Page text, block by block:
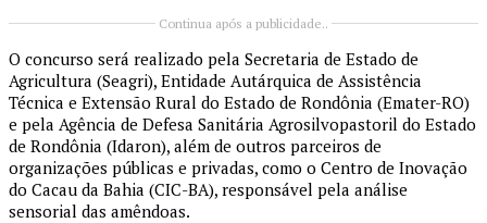
Continua após a publicidade..
O concurso será realizado pela Secretaria de Estado de
Agricultura (Seagri), Entidade Autárquica de Assistência
Técnica e Extensão Rural do Estado de Rondônia (Emater-RO)
e pela Agência de Defesa Sanitária Agrosilvopastoril do Estado
de Rondônia (Idaron), além de outros parceiros de
organizações públicas e privadas, como o Centro de Inovação
do Cacau da Bahia (CIC-BA), responsável pela análise
sensorial das amêndoas.